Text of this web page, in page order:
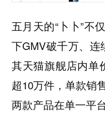
五月天的“卜卜”不
下GMV破千万、连
其天猫旗舰店内单
超10万件，单款销
两款产品在单一平